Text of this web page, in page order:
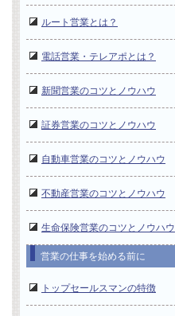
ルート営業とは？
電話営業・テレアポとは？
新聞営業のコツとノウハウ
証券営業のコツとノウハウ
自動車営業のコツとノウハウ
不動産営業のコツとノウハウ
生命保険営業のコツとノウハウ
営業の仕事を始める前に
トップセールスマンの特徴